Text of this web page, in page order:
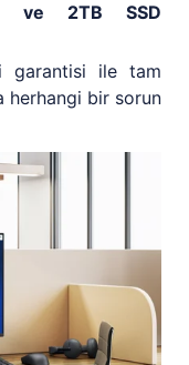
ve 2TB SSD
garantisi ile tam
herhangi bir sorun